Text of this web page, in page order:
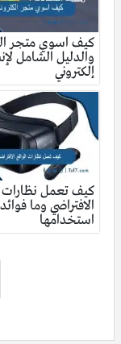
كيف اسوي متجر
والدليل الشامل
إلكتروني
كيف تعمل نظارات
الافتراضي وما
استخدامها